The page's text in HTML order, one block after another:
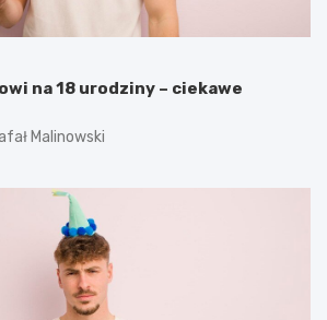
na 18 urodziny – ciekawe
Malinowski